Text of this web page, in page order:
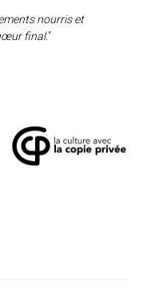
nourris et
final."